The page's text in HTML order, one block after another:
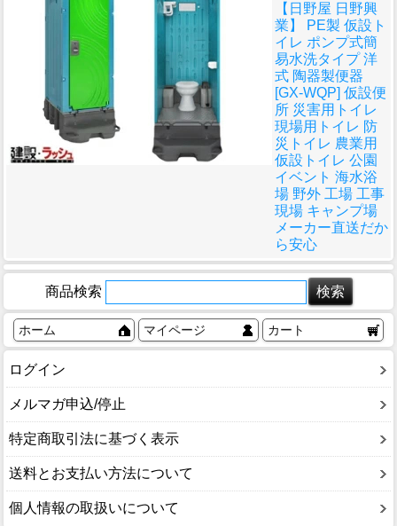
【日野屋 日野興
業】 PE製 仮設ト
イレ ポンプ式簡
易水洗タイプ 洋
式 陶器製便器
[GX-WQP] 仮設便
所 災害用トイレ
現場用トイレ 防
災トイレ 農業用
仮設トイレ 公園
イベント 海水浴
場 野外 工場 工事
現場 キャンプ場
メーカー直送だか
ら安心
商品検索
ホーム マイページ カート
ログイン
メルマガ申込/停止
特定商取引法に基づく表示
送料とお支払い方法について
個人情報の取扱いについて